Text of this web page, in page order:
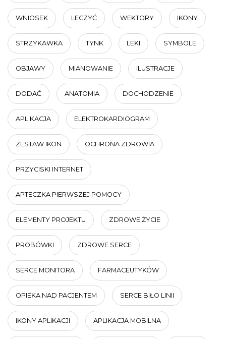
WNIOSEK LECZYĆ WEKTORY IKONY
STRZYKAWKA TYNK LEKI SYMBOLE
OBJAWY MIANOWANIE ILUSTRACJE
DODAĆ ANATOMIA DOCHODZENIE
APLIKACJA ELEKTROKARDIOGRAM
ZESTAW IKON OCHRONA ZDROWIA
PRZYCISKI INTERNET
APTECZKA PIERWSZEJ POMOCY
ELEMENTY PROJEKTU ZDROWE ŻYCIE
PROBÓWKI ZDROWE SERCE
SERCE MONITORA FARMACEUTYKÓW
OPIEKA NAD PACJENTEM SERCE BIŁO LINII
IKONY APLIKACJI APLIKACJA MOBILNA